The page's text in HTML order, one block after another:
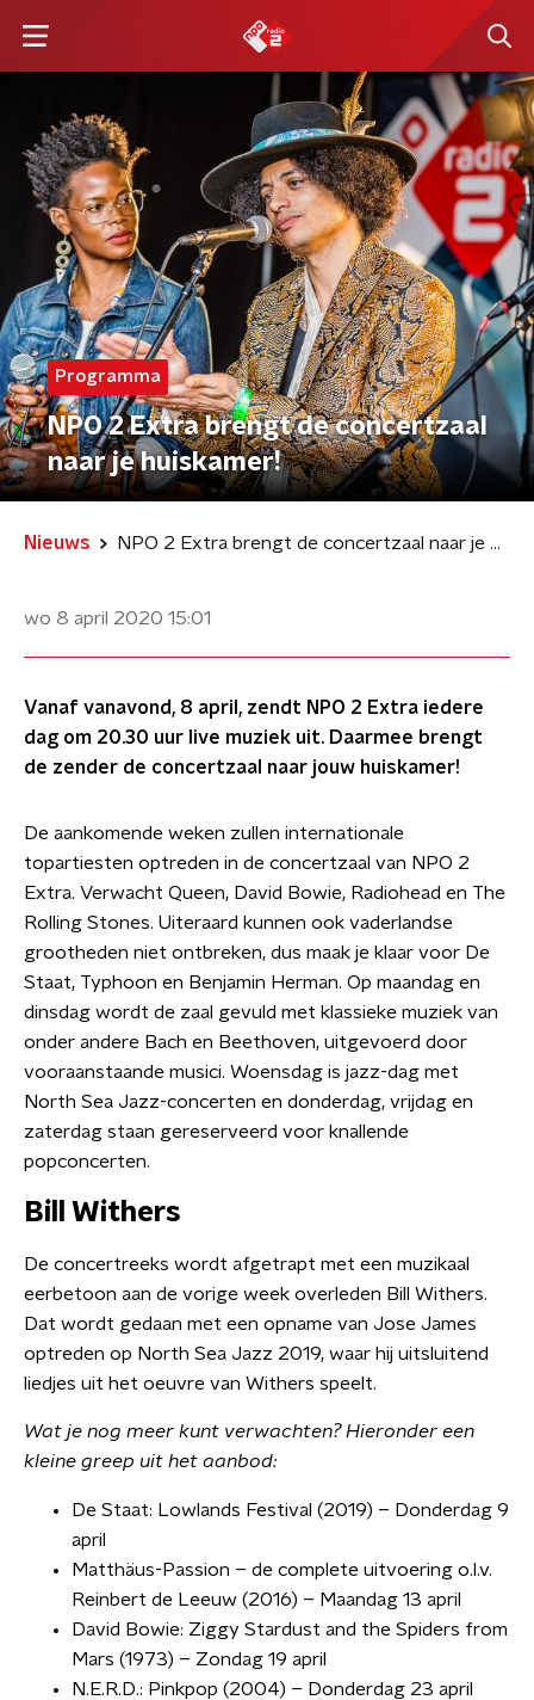
Programma
NPO 2 Extra brengt de concertzaal
naar je huiskamer!
Nieuws NPO 2 Extra brengt de concertzaal naar je huiskamer!
wo 8 april 2020 15:01
Vanaf vanavond, 8 april, zendt NPO 2 Extra iedere
dag om 20.30 uur live muziek uit. Daarmee brengt
de zender de concertzaal naar jouw huiskamer!
De aankomende weken zullen internationale
topartiesten optreden in de concertzaal van NPO 2
Extra. Verwacht Queen, David Bowie, Radiohead en The
Rolling Stones. Uiteraard kunnen ook vaderlandse
grootheden niet ontbreken, dus maak je klaar voor De
Staat, Typhoon en Benjamin Herman. Op maandag en
dinsdag wordt de zaal gevuld met klassieke muziek van
onder andere Bach en Beethoven, uitgevoerd door
vooraanstaande musici. Woensdag is jazz-dag met
North Sea Jazz-concerten en donderdag, vrijdag en
zaterdag staan gereserveerd voor knallende
popconcerten.
Bill Withers
De concertreeks wordt afgetrapt met een muzikaal
eerbetoon aan de vorige week overleden Bill Withers.
Dat wordt gedaan met een opname van Jose James
optreden op North Sea Jazz 2019, waar hij uitsluitend
liedjes uit het oeuvre van Withers speelt.
Wat je nog meer kunt verwachten? Hieronder een
kleine greep uit het aanbod:
De Staat: Lowlands Festival (2019) – Donderdag 9
april
Matthäus-Passion – de complete uitvoering o.l.v.
Reinbert de Leeuw (2016) – Maandag 13 april
David Bowie: Ziggy Stardust and the Spiders from
Mars (1973) – Zondag 19 april
N.E.R.D.: Pinkpop (2004) – Donderdag 23 april